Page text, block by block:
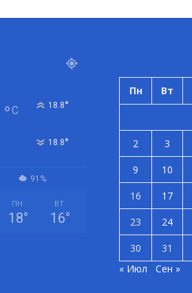
°C 18.8°
18.8°
91%
ПН
18°
ВТ
16°
Пн Вт
2
3
9
10
16
17
23
24
30
31
« Июл
Сен »